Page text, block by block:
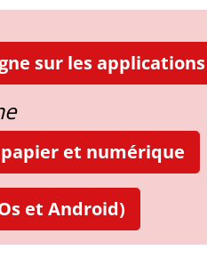
sur les
et numérique
et Android)